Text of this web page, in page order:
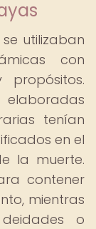
utilizaban
con
tenían
en el
la muerte.
contener
mientras
o